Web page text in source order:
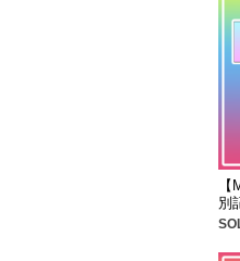
別